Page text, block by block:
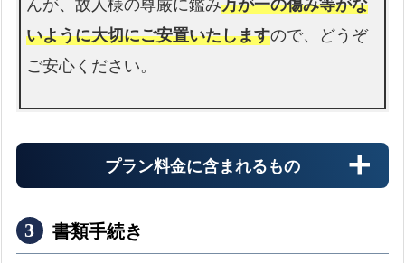
expand_more警察署へのお迎え
いように大切にご安置いたしますので、どうぞ
ご安心ください。
プラン料金に含まれるもの
書類手続き